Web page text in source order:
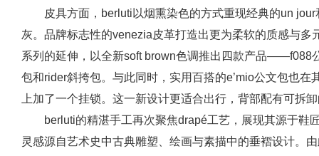
皮具方面，berluti以烟熏染色的方式重现经典的un
灰。品牌标志性的venezia皮革打造出更为柔软的质感与多
系列的延伸，以全新soft brown色调推出四款产品——f088
包和rider斜挎包。与此同时，实用百搭的e’mio公文包也
上加了一个挂锁。这一新设计更适合出行，背部配有可拆
berluti的精湛手工再次聚焦drapé工艺，展现其源于鞋
灵感源自艺术史中古典雕塑、绘画与素描中的垂褶设计。